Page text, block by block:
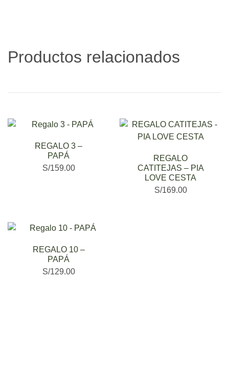
Productos relacionados
REGALO 3 –
PAPÁ
S/159.00
REGALO
CATITEJAS – PIA
LOVE CESTA
S/169.00
REGALO 10 –
PAPÁ
S/129.00